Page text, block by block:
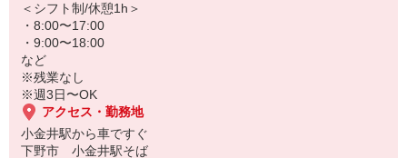
家事・育児・私生活と両立したいかた、まずはお気軽にご応募くだ
さい！
＜シフト制/休憩1h＞
・8:00〜17:00
・9:00〜18:00
など
※残業なし
※週3日〜OK
アクセス・勤務地
小金井駅から車ですぐ
下野市 小金井駅そば